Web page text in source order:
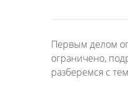
Первым делом
ограничено,
разберемся с